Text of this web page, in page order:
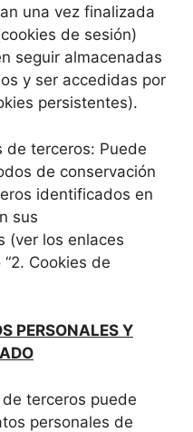
una vez finalizada
de sesión)
seguir almacenadas
y ser accedidas por
persistentes).
de terceros: Puede
de conservación
identificados en
sus
(ver los enlaces
Cookies de
PERSONALES Y
terceros puede
personales de